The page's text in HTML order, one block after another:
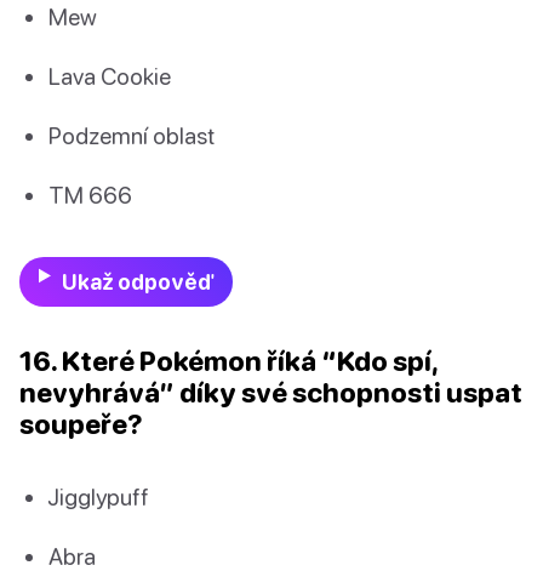
Mew
Lava Cookie
Podzemní oblast
TM 666
Ukaž odpověď
16. Které Pokémon říká “Kdo spí,
nevyhrává” díky své schopnosti uspat
soupeře?
Jigglypuff
Abra